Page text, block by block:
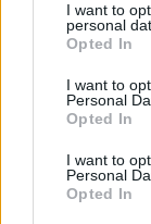
I want to
personal
Opted In
I want to
Personal
Opted In
I want to
Personal
Opted In
στο να
τους και
4.00 – 6.00
η